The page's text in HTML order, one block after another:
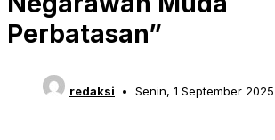
Perbatasan”
redaksi Senin, 1 September 2025